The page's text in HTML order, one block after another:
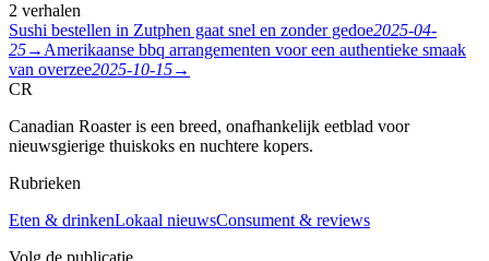
2 verhalen
Sushi bestellen in Zutphen gaat snel en zonder gedoe2025-04-
25→ Amerikaanse bbq arrangementen voor een authentieke smaak
van overzee2025-10-15→
CR
Canadian Roaster is een breed, onafhankelijk eetblad voor
nieuwsgierige thuiskoks en nuchtere kopers.
Rubrieken
Eten & drinkenLokaal nieuwsConsument & reviews